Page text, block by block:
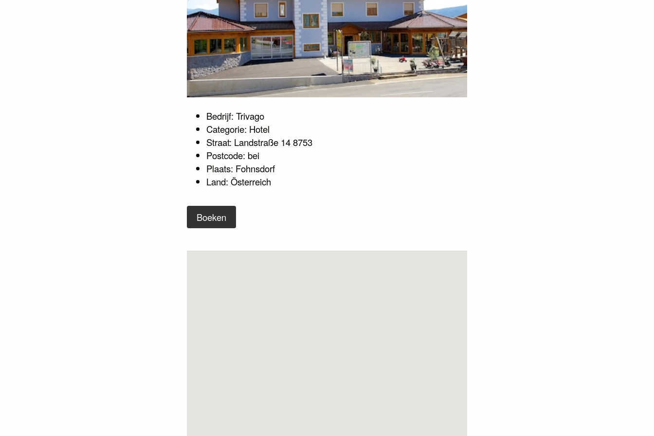
Bedrijf: Trivago
Categorie: Hotel
Straat: Landstraße 14 8753
Postcode: bei
Plaats: Fohnsdorf
Land: Österreich
Boeken